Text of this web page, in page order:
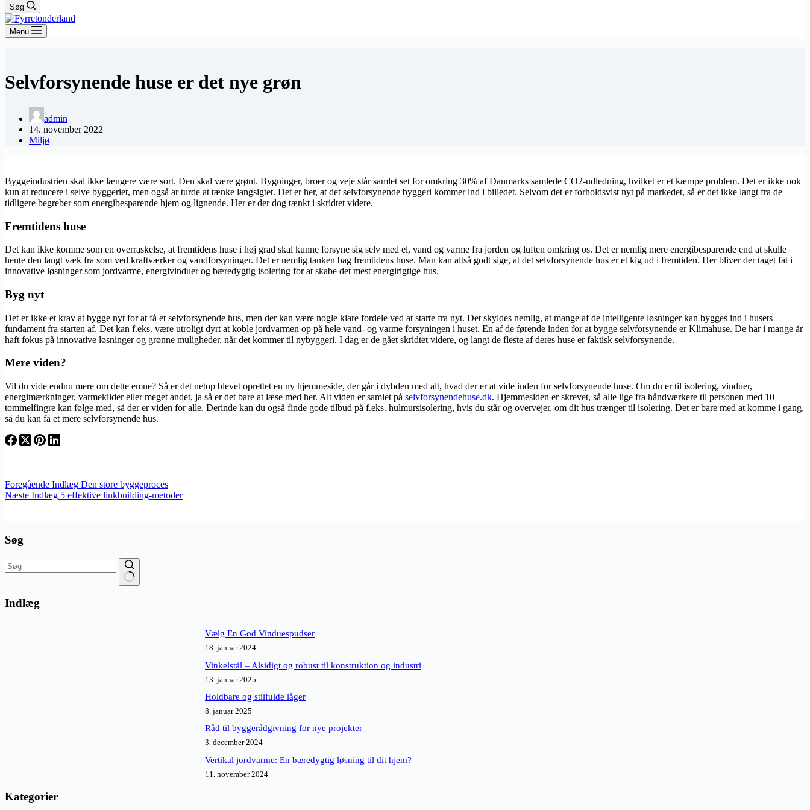
Søg
Menu
Selvforsynende huse er det nye grøn
admin
14. november 2022
Miljø
Byggeindustrien skal ikke længere være sort. Den skal være grønt. Bygninger, broer og veje står samlet set for omkring 30% af Danmarks samlede CO2-udledning, hvilket er et kæmpe problem. Det er ikke nok
kun at reducere i selve byggeriet, men også ar turde at tænke langsigtet. Det er her, at det selvforsynende byggeri kommer ind i billedet. Selvom det er forholdsvist nyt på markedet, så er det ikke langt fra de
tidligere begreber som energibesparende hjem og lignende. Her er der dog tænkt i skridtet videre.
Fremtidens huse
Det kan ikke komme som en overraskelse, at fremtidens huse i høj grad skal kunne forsyne sig selv med el, vand og varme fra jorden og luften omkring os. Det er nemlig mere energibesparende end at skulle
hente den langt væk fra som ved kraftværker og vandforsyninger. Det er nemlig tanken bag fremtidens huse. Man kan altså godt sige, at det selvforsynende hus er et kig ud i fremtiden. Her bliver der taget fat i
innovative løsninger som jordvarme, energivinduer og bæredygtig isolering for at skabe det mest energirigtige hus.
Byg nyt
Det er ikke et krav at bygge nyt for at få et selvforsynende hus, men der kan være nogle klare fordele ved at starte fra nyt. Det skyldes nemlig, at mange af de intelligente løsninger kan bygges ind i husets
fundament fra starten af. Det kan f.eks. være utroligt dyrt at koble jordvarmen op på hele vand- og varme forsyningen i huset. En af de førende inden for at bygge selvforsynende er Klimahuse. De har i mange år
haft fokus på innovative løsninger og grønne muligheder, når det kommer til nybyggeri. I dag er de gået skridtet videre, og langt de fleste af deres huse er faktisk selvforsynende.
Mere viden?
Vil du vide endnu mere om dette emne? Så er det netop blevet oprettet en ny hjemmeside, der går i dybden med alt, hvad der er at vide inden for selvforsynende huse. Om du er til isolering, vinduer,
energimærkninger, varmekilder eller meget andet, ja så er det bare at læse med her. Alt viden er samlet på selvforsynendehuse.dk. Hjemmesiden er skrevet, så alle lige fra håndværkere til personen med 10
tommelfingre kan følge med, så der er viden for alle. Derinde kan du også finde gode tilbud på f.eks. hulmursisolering, hvis du står og overvejer, om dit hus trænger til isolering. Det er bare med at komme i gang,
så du kan få et mere selvforsynende hus.
Foregående Indlæg Den store byggeproces
Næste Indlæg 5 effektive linkbuilding-metoder
Søg
resultater
Indlæg
Vælg En God Vinduespudser
18. januar 2024
Vinkelstål – Alsidigt og robust til konstruktion og industri
13. januar 2025
Holdbare og stilfulde låger
8. januar 2025
Råd til byggerådgivning for nye projekter
3. december 2024
Vertikal jordvarme: En bæredygtig løsning til dit hjem?
11. november 2024
Kategorier